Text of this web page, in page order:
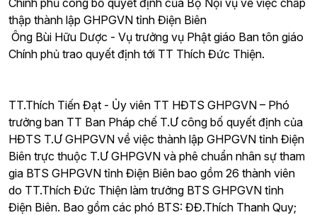
Chính phủ công bố quyết định của Bộ Nội vụ về việc chấp
thập thành lập GHPGVN tỉnh Điện Biên
Ông Bùi Hữu Dược - Vụ trưởng vụ Phật giáo Ban tôn giáo
Chính phủ trao quyết định tới TT Thích Đức Thiện.
TT.Thích Tiến Đạt - Ủy viên TT HĐTS GHPGVN – Phó
trưởng ban TT Ban Pháp chế T.Ư công bố quyết định của
HĐTS T.Ư GHPGVN về việc thành lập GHPGVN tỉnh Điện
Biên trực thuộc T.Ư GHPGVN và phê chuẩn nhân sự tham
gia BTS GHPGVN tỉnh Điện Biên bao gồm 26 thành viên
do TT.Thích Đức Thiện làm trưởng BTS GHPGVN tỉnh
Điện Biên. Bao gồm các phó BTS: ĐĐ.Thích Thanh Quy;